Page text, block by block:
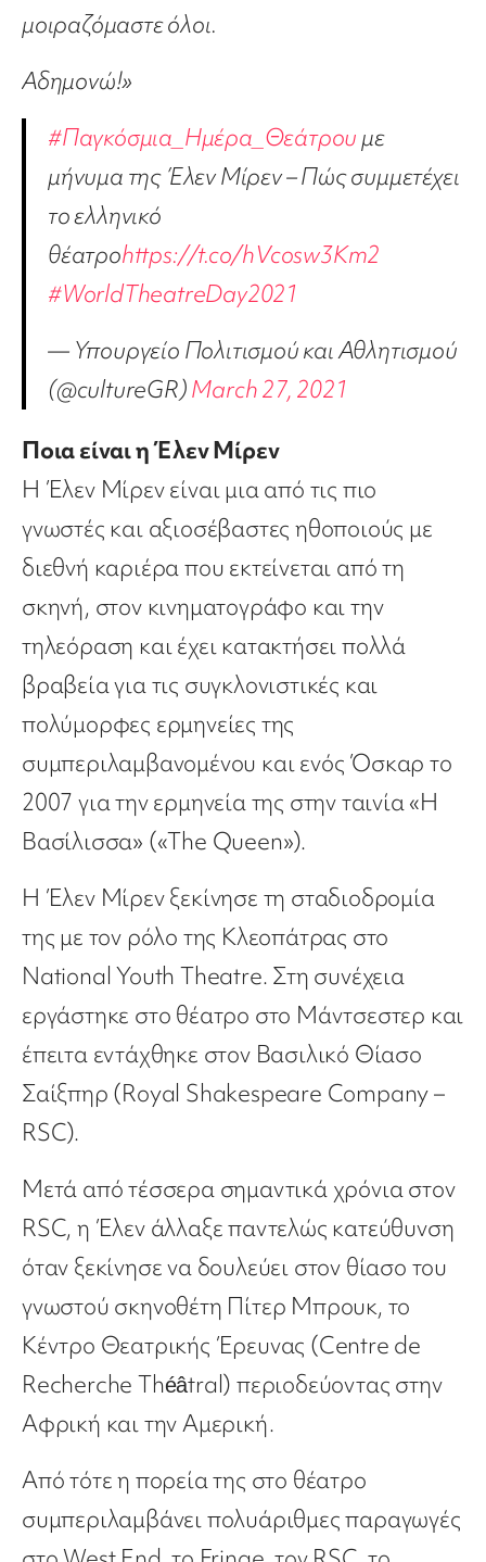
μοιραζόμαστε όλοι.
Αδημονώ!»
#Παγκόσμια_Ημέρα_Θεάτρουμε
μήνυμα της Έλεν Μίρεν – Πώς συμμετέχει
το ελληνικό
θέατροhttps://t.co/hVcosw3Km2
#WorldTheatreDay2021
— Υπουργείο Πολιτισμού και Αθλητισμού
(@cultureGR)March 27, 2021
Ποια είναι η Έλεν Μίρεν
Η Έλεν Μίρεν είναι μια από τις πιο
γνωστές και αξιοσέβαστες ηθοποιούς με
διεθνή καριέρα που εκτείνεται από τη
σκηνή, στον κινηματογράφο και την
τηλεόραση και έχει κατακτήσει πολλά
βραβεία για τις συγκλονιστικές και
πολύμορφες ερμηνείες της
συμπεριλαμβανομένου και ενός Όσκαρ το
2007 για την ερμηνεία της στην ταινία «Η
Βασίλισσα» («The Queen»).
Η Έλεν Μίρεν ξεκίνησε τη σταδιοδρομία
της με τον ρόλο της Κλεοπάτρας στο
National Youth Theatre. Στη συνέχεια
εργάστηκε στο θέατρο στο Μάντσεστερ και
έπειτα εντάχθηκε στον Βασιλικό Θίασο
Σαίξπηρ (Royal Shakespeare Company –
RSC).
Μετά από τέσσερα σημαντικά χρόνια στον
RSC, η Έλεν άλλαξε παντελώς κατεύθυνση
όταν ξεκίνησε να δουλεύει στον θίασο του
γνωστού σκηνοθέτη Πίτερ Μπρουκ, το
Κέντρο Θεατρικής Έρευνας (Centre de
Recherche Théâtral) περιοδεύοντας στην
Αφρική και την Αμερική.
Από τότε η πορεία της στο θέατρο
συμπεριλαμβάνει πολυάριθμες παραγωγές